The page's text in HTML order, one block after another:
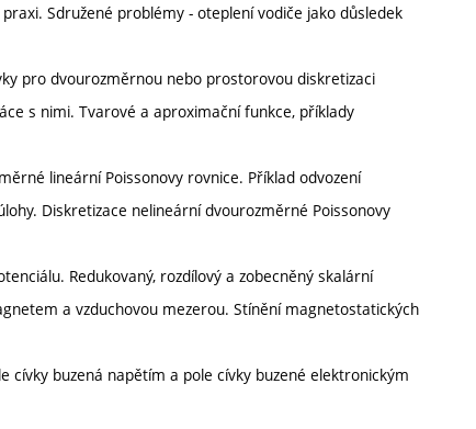
Sdružené problémy - oteplení vodiče jako důsledek
pro dvourozměrnou nebo prostorovou diskretizaci
s nimi. Tvarové a aproximační funkce, příklady
lineární Poissonovy rovnice. Příklad odvození
Diskretizace nelineární dvourozměrné Poissonovy
Redukovaný, rozdílový a zobecněný skalární
a vzduchovou mezerou. Stínění magnetostatických
cívky buzená napětím a pole cívky buzené elektronickým